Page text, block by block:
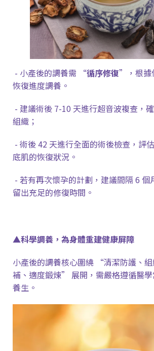
- 小產後的調養需 “循序修復”
，根
恢復進度調養。
- 建議術後 7-10 天進行超音波複查，
組織；
- 術後42 天進行全面的術後檢查，評
底肌的恢復狀況。
- 若有再次懷孕的計劃，建議間隔 6 個
留出充足的修復時間。
▲科學調養，為身體重建健康屏障
小產後的調養核心圍繞 “清潔防護、
補、適度鍛煉” 展開，需嚴格遵循醫
養生。